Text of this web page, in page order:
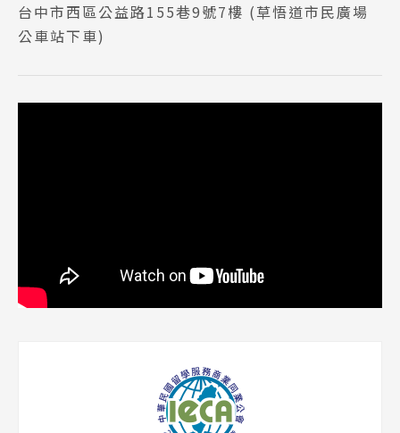
台中市西區公益路155巷9號7樓 (草悟道市民廣場
公車站下車)